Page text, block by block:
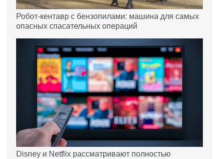
Робот-кентавр с бензопилами: машина для самых
опасных спасательных операций
Disney и Netflix рассматривают полностью